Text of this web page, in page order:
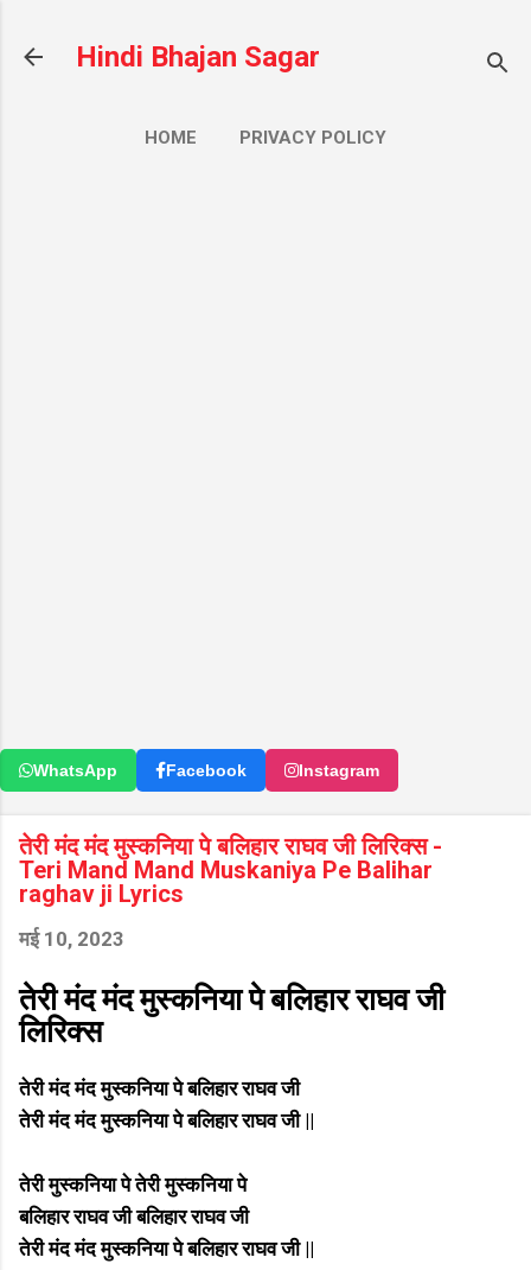
Hindi Bhajan Sagar
HOME PRIVACY POLICY
WhatsApp Facebook Instagram
तेरी मंद मंद मुस्कनिया पे बलिहार राघव जी लिरिक्स -
Teri Mand Mand Muskaniya Pe Balihar
raghav ji Lyrics
मई 10, 2023
तेरी मंद मंद मुस्कनिया पे बलिहार राघव जी
लिरिक्स
तेरी मंद मंद मुस्कनिया पे बलिहार राघव जी
तेरी मंद मंद मुस्कनिया पे बलिहार राघव जी ||
तेरी मुस्कनिया पे तेरी मुस्कनिया पे
बलिहार राघव जी बलिहार राघव जी
तेरी मंद मंद मुस्कनिया पे बलिहार राघव जी ||